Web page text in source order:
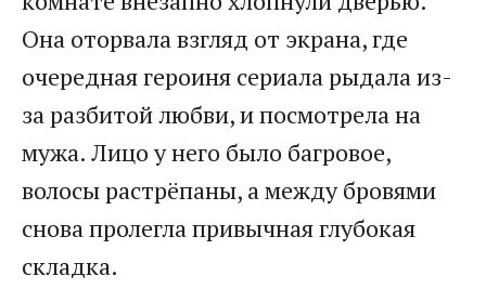
Она оторвала взгляд от экрана, где
очередная героиня сериала рыдала из-
за разбитой любви, и посмотрела на
мужа. Лицо у него было багровое,
волосы растрёпаны, а между бровями
снова пролегла привычная глубокая
складка.